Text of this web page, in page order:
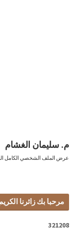
م. سليمان الغشام
عرض الملف الشخصي الكامل
مرحبا بك زائرنا
321208